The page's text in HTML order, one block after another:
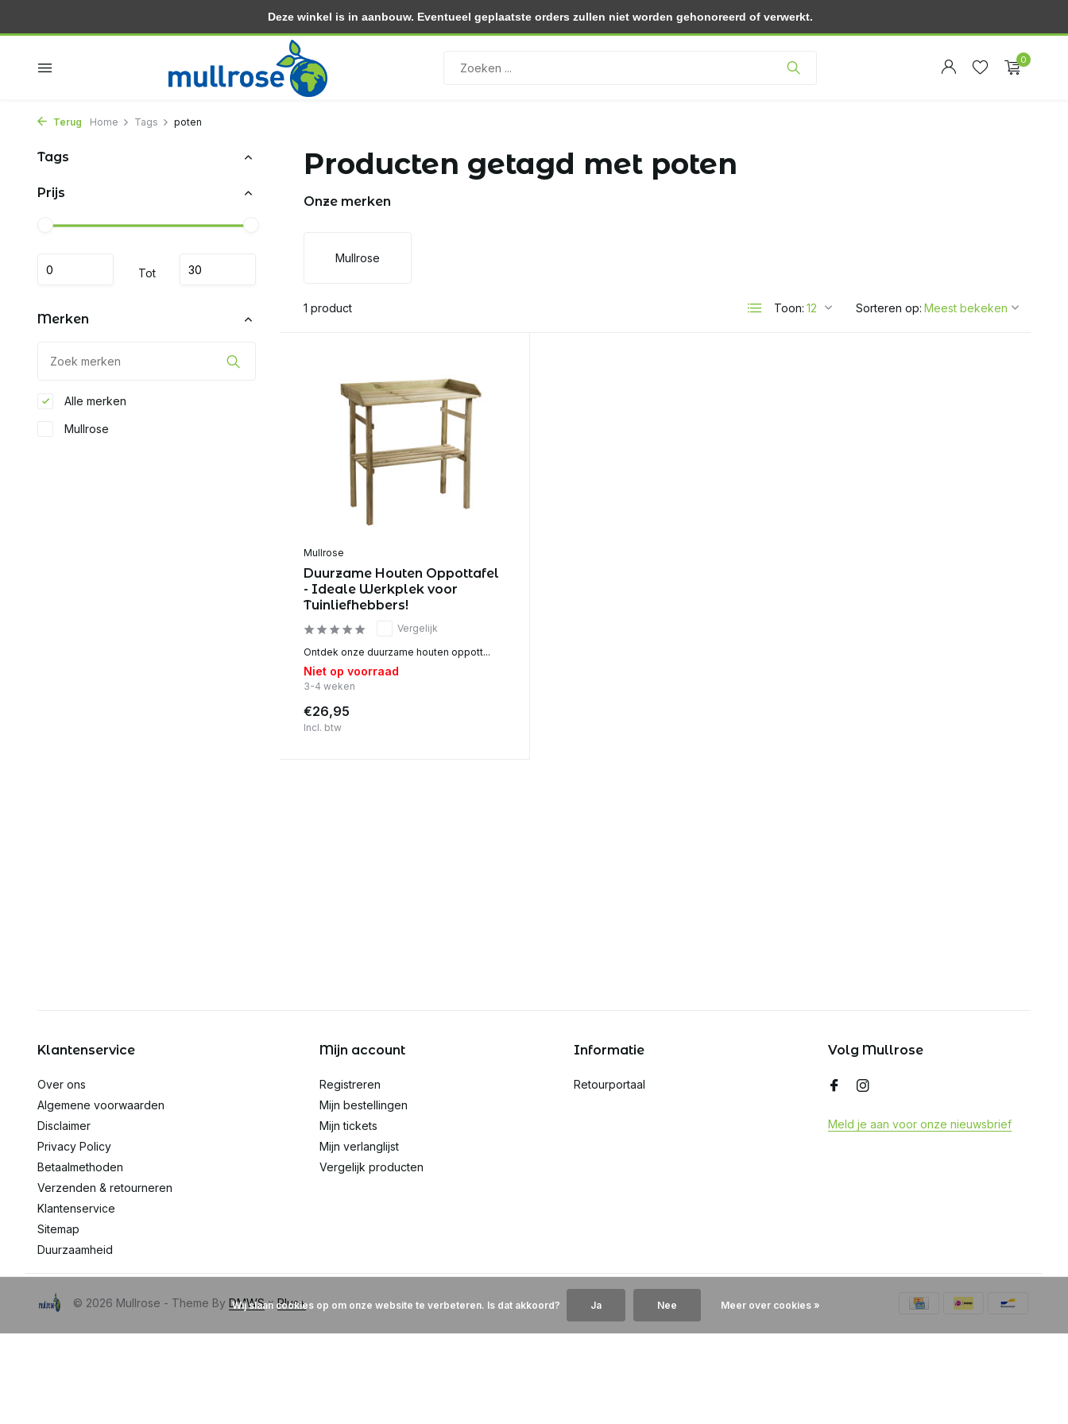
Gratis thuisbezorgd vanaf 30.- (NL) Retourneren binnen 30 dagen
0
Terug Home Tags poten
Tags
Prijs
Tot
Merken
Alle merken
Mullrose
Producten getagd met poten
Onze merken
Mullrose
1 product Toon: Sorteren op:
Mullrose
Duurzame Houten Oppottafel
- Ideale Werkplek voor
Tuinliefhebbers!
Vergelijk
Ontdek onze duurzame houten oppott...
Niet op voorraad
3-4 weken
€26,95
Incl. btw
Klantenservice
Over ons
Algemene voorwaarden
Disclaimer
Privacy Policy
Betaalmethoden
Verzenden & retourneren
Klantenservice
Sitemap
Duurzaamheid
Mijn account
Registreren
Mijn bestellingen
Mijn tickets
Mijn verlanglijst
Vergelijk producten
Informatie
Retourportaal
Volg Mullrose
Meld je aan voor onze nieuwsbrief
© 2026 Mullrose - Theme By DMWSxPlus+
Wij slaan cookies op om onze website te verbeteren. Is dat akkoord? Ja Nee Meer over cookies »
Deze winkel is in aanbouw. Eventueel geplaatste orders zullen niet worden gehonoreerd of verwerkt.